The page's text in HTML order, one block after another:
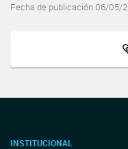
Fecha de publicación 06/05/
INSTITUCIONAL